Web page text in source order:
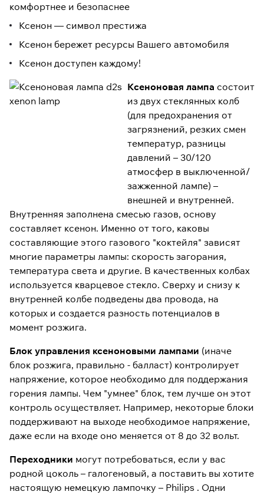
комфортнее и безопаснее
Ксенон — символ престижа
Ксенон бережет ресурсы Вашего автомобиля
Ксенон доступен каждому!
Ксеноновая лампа состоит
из двух стеклянных колб
(для предохранения от
загрязнений, резких смен
температур, разницы
давлений – 30/120
атмосфер в выключенной/
зажженной лампе) –
внешней и внутренней.
Внутренняя заполнена смесью газов, основу
составляет ксенон. Именно от того, каковы
составляющие этого газового "коктейля" зависят
многие параметры лампы: скорость загорания,
температура света и другие. В качественных колбах
используется кварцевое стекло. Сверху и снизу к
внутренней колбе подведены два провода, на
которых и создается разность потенциалов в
момент розжига.
Блок управления ксеноновыми лампами (иначе
блок розжига, правильно - балласт) контролирует
напряжение, которое необходимо для поддержания
горения лампы. Чем "умнее" блок, тем лучше он этот
контроль осуществляет. Например, некоторые блоки
поддерживают на выходе необходимое напряжение,
даже если на входе оно меняется от 8 до 32 вольт.
Переходники могут потребоваться, если у вас
родной цоколь – галогеновый, а поставить вы хотите
настоящую немецкую лампочку – Philips . Одни